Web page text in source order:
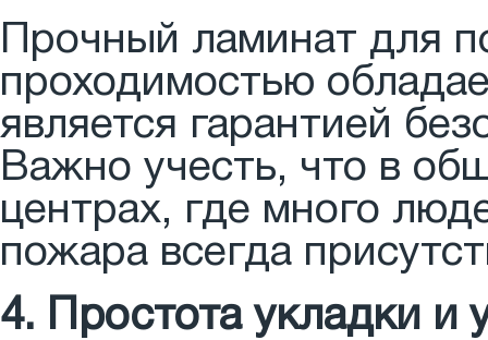
Прочный ламинат для
проходимостью
является гарантией
Важно учесть, что в
центрах, где много
пожара всегда
4. Простота укладки и